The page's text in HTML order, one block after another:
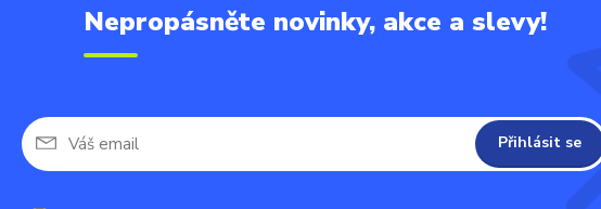
Nepropásněte novinky, akce a slevy!
Přihlásit se